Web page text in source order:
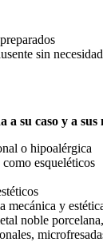
sin
su caso y a sus
o hipoalérgica
esqueléticos
mecánica y
noble